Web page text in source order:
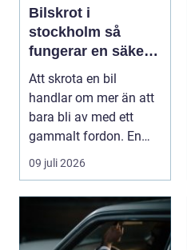
Bilskrot i
stockholm så
fungerar en säker
och miljövänlig
skrotning
Att skrota en bil
handlar om mer än att
bara bli av med ett
gammalt fordon. En
genomtänkt skrotning
09 juli 2026